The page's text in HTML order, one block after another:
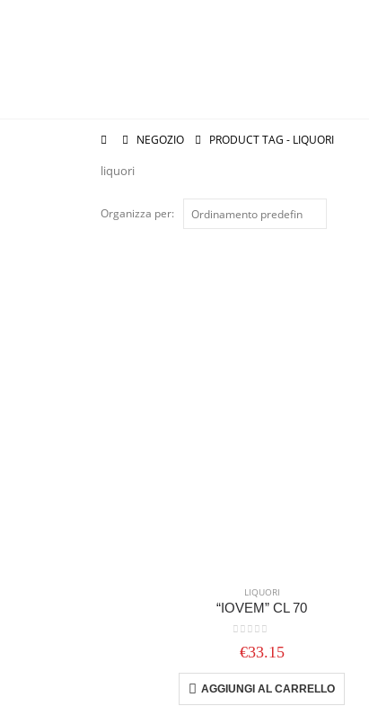
NEGOZIO PRODUCT TAG - LIQUORI
liquori
Organizza per:
LIQUORI
“IOVEM” CL 70
€33.15
AGGIUNGI AL CARRELLO